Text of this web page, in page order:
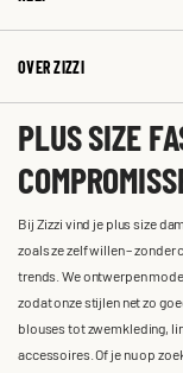
OVER ZIZZI
PLUS SIZE
Bij Zizzi vind je plus size
zoals ze zelf willen –
trends. We ontwerpen
zodat onze stijlen net zo
blouses tot zwemkleding,
accessoires. Of je nu op